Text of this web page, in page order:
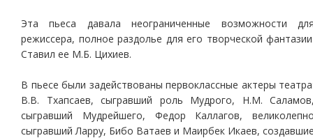
Эта пьеса давала неограниченные возможности
режиссера, полное раздолье для его творческой
Ставил ее М.Б. Цихиев.
В пьесе были задействованы первоклассные актеры
В.В. Тхапсаев, сыгравший роль Мудрого, Н.М.
сыгравший Мудрейшего, Федор Каллагов,
сыгравший Ларру, Бибо Ватаев и Маирбек Икаев,